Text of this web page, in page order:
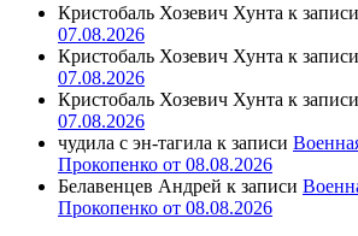
Кристобаль Хозевич Хунта к записи
07.08.2026
Кристобаль Хозевич Хунта к записи
07.08.2026
Кристобаль Хозевич Хунта к записи
07.08.2026
чудила с эн-тагила к записи
Прокопенко от 08.08.2026
Белавенцев Андрей к записи
Прокопенко от 08.08.2026